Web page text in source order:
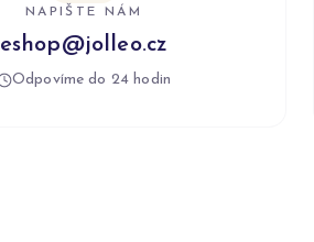
NAPIŠTE NÁM
eshop@jolleo.cz
Odpovíme do 24 hodin